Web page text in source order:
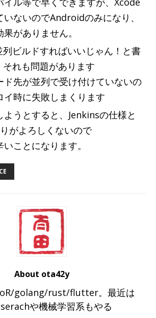
いないのでAndroidのみになり、
がありません。
列ビルドすればいいじゃん！と書
れも問題があります
ド先が並列で受け付けていないの
イ時に失敗しまくります
ようとすると、Jenkinsの仕様と
がよろしくないので
ことになります。
About ota42y
golang/rust/flutter。最近は
や機械学習系もやる